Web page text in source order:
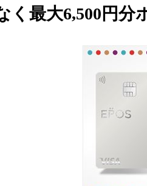
く最大6,500円分